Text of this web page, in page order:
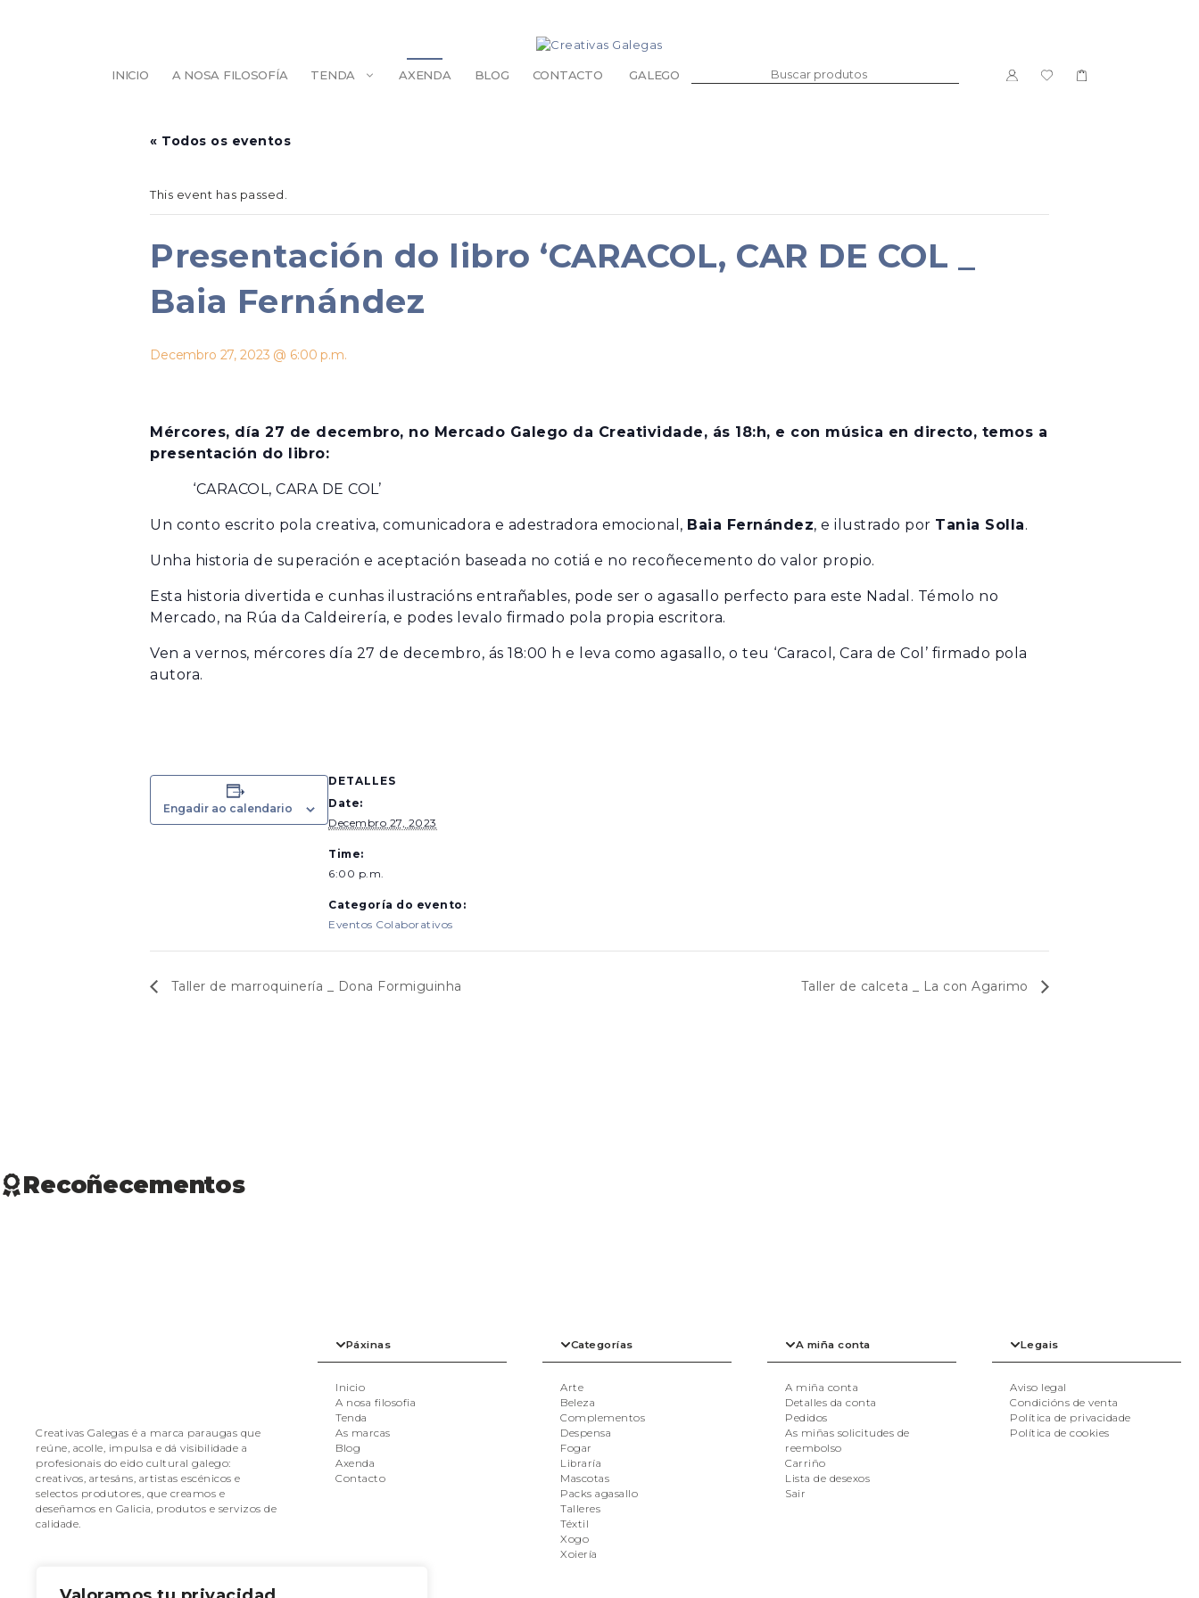
INICIO A NOSA FILOSOFÍA TENDA
DE ABRIGO
GARAVATAS E LAZOS
MARCAPÁXINAS
POSTAIS
CAMISETAS E TOPS
NENAS/OS
XOGO
XOGO
XOIAS
AXENDA BLOG CONTACTO GALEGO
« Todos os eventos
This event has passed.
Presentación do libro ‘CARACOL, CAR DE COL _
Baia Fernández
Decembro 27, 2023 @ 6:00 p.m.
Mércores, día 27 de decembro, no Mercado Galego da Creatividade, ás 18:h, e con música en directo, temos a
presentación do libro:
‘CARACOL, CARA DE COL’
Un conto escrito pola creativa, comunicadora e adestradora emocional, Baia Fernández, e ilustrado por Tania Solla.
Unha historia de superación e aceptación baseada no cotiá e no recoñecemento do valor propio.
Esta historia divertida e cunhas ilustracións entrañables, pode ser o agasallo perfecto para este Nadal. Témolo no
Mercado, na Rúa da Caldeirería, e podes levalo firmado pola propia escritora.
Ven a vernos, mércores día 27 de decembro, ás 18:00 h e leva como agasallo, o teu ‘Caracol, Cara de Col’ firmado pola
autora.
Engadir ao calendario
DETALLES
Date:
Decembro 27, 2023
Time:
6:00 p.m.
Categoría do evento:
Eventos Colaborativos
Taller de marroquinería _ Dona Formiguinha Taller de calceta _ La con Agarimo
Recoñecementos
Creativas Galegas é a marca paraugas que
reúne, acolle, impulsa e dá visibilidade a
profesionais do eido cultural galego:
creativos, artesáns, artistas escénicos e
selectos produtores, que creamos e
deseñamos en Galicia, produtos e servizos de
calidade.
Páxinas
Inicio
A nosa filosofia
Tenda
As marcas
Blog
Axenda
Contacto
Categorías
Arte
Beleza
Complementos
Despensa
Fogar
Libraría
Mascotas
Packs agasallo
Talleres
Téxtil
Xogo
Xoiería
A miña conta
A miña conta
Detalles da conta
Pedidos
As miñas solicitudes de
reembolso
Carriño
Lista de desexos
Sair
Legais
Aviso legal
Condicións de venta
Política de privacidade
Política de cookies